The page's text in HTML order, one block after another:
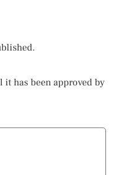
has been approved by